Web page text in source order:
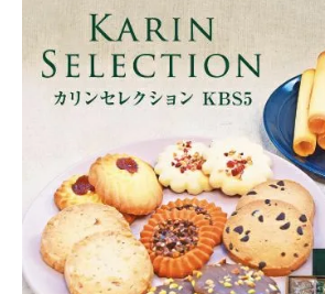
ACCOUNT MENU
ようこそ ゲスト 様
ログイン 会員登録
ブランドから選ぶ
CATEGORIES カテゴリから選ぶ
PRICE 価格から探す